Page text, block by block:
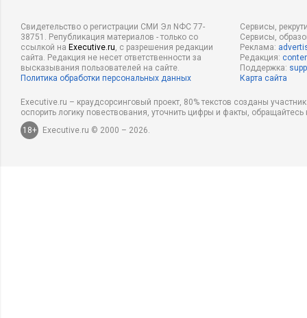
Свидетельство о регистрации СМИ Эл NФС 77-
38751. Републикация материалов - только со
ссылкой на Executive.ru, с разрешения редакции
сайта. Редакция не несет ответственности за
высказывания пользователей на сайте.
Политика обработки персональных данных
Сервисы,
Сервисы,
Реклама:
Редакция:
Поддержка:
Карта сайта
Executive.ru – краудсорсинговый проект, 80% текстов созданы
оспорить логику повествования, уточнить цифры и факты,
18+
Executive.ru © 2000 – 2026.